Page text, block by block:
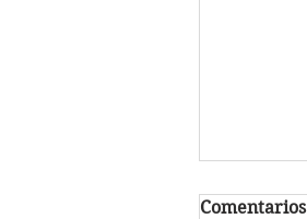
Comentarios